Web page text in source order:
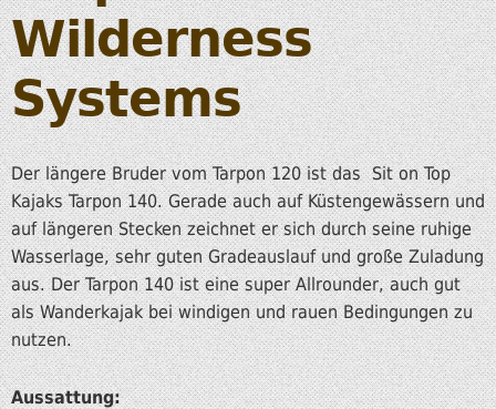
Wilderness
Systems
Der längere Bruder vom Tarpon 120 ist das Sit on Top
Kajaks Tarpon 140. Gerade auch auf Küstengewässern und
auf längeren Stecken zeichnet er sich durch seine ruhige
Wasserlage, sehr guten Gradeauslauf und große Zuladung
aus. Der Tarpon 140 ist eine super Allrounder, auch gut
als Wanderkajak bei windigen und rauen Bedingungen zu
nutzen.
Aussattung: